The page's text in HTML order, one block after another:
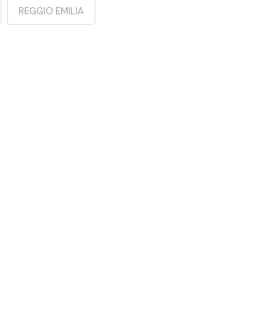
REGGIO EMILIA